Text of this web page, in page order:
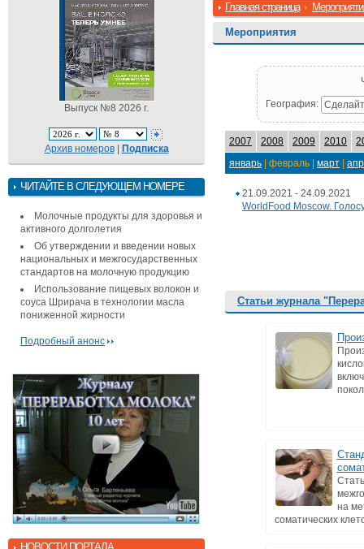
Выпуск №8 2026 г.
Архив номеров| Подписка
ЧИТАЙТЕ В СЛЕДУЮЩЕМ НОМЕРЕ
Молочные продукты для здоровья и
активного долголетия
Об утверждении и введении новых
национальных и межгосударственных
стандартов на молочную продукцию
Использование пищевых волокон и
соуса Шрирача в технологии масла
пониженной жирности
Подробный анонс
Главная страница
Мероприятия
География:
2007 2008 2009 2010
январь | февраль | март
21.09.2021 - 24.09.2021
WorldFood Moscow.
Статьи журнала
на
соматических